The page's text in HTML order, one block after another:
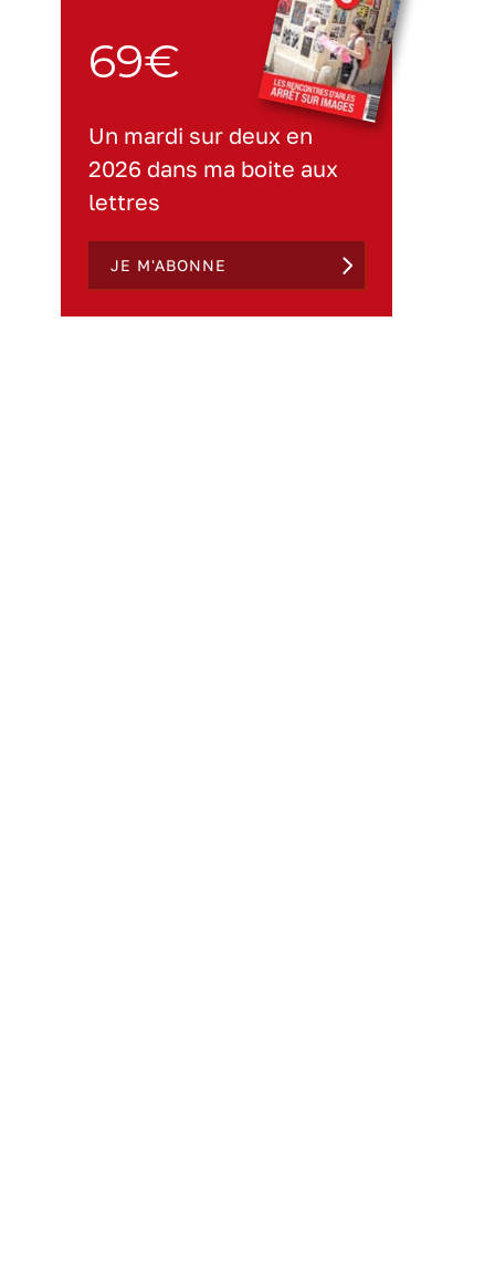
69€
Un mardi sur deux en
2026 dans ma boite aux
lettres
JE M'ABONNE